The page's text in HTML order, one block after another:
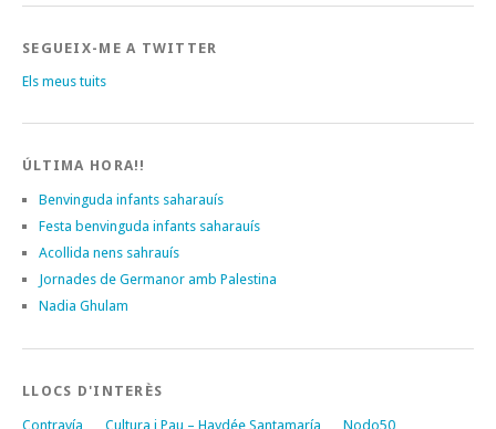
SEGUEIX-ME A TWITTER
Els meus tuits
ÚLTIMA HORA!!
Benvinguda infants saharauís
Festa benvinguda infants saharauís
Acollida nens sahrauís
Jornades de Germanor amb Palestina
Nadia Ghulam
LLOCS D'INTERÈS
Contravía Cultura i Pau – Haydée Santamaría Nodo50